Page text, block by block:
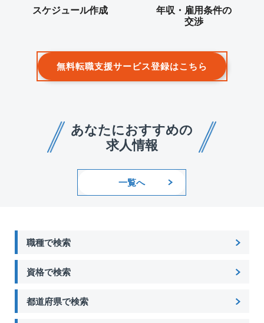
スケジュール作成
年収・雇用条件の
交渉
無料転職支援サービス登録はこちら
あなたにおすすめの
求人情報
一覧へ
職種で検索
資格で検索
都道府県で検索